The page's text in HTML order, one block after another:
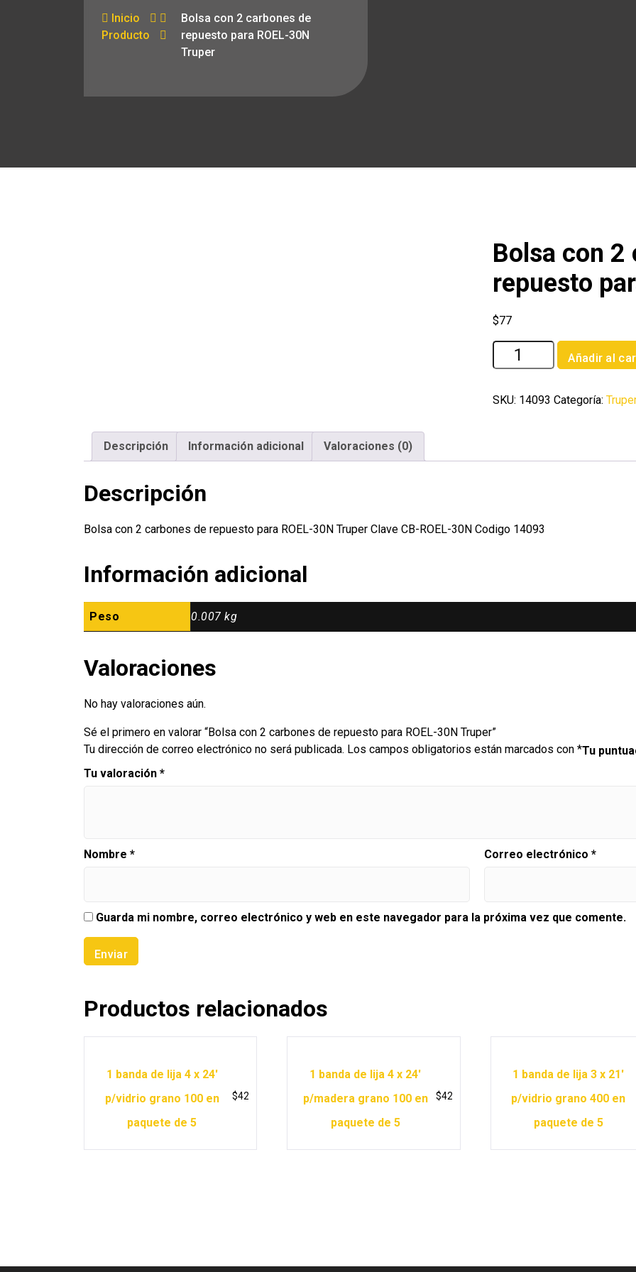
Inicio
Producto
Bolsa con 2 carbones de
repuesto para ROEL-30N
Truper
Bolsa con 2
repuesto
$77
Bolsa
con
carbones
Añadir al
SKU: 14093 Categoría:
Descripción Información adicional Valoraciones (0)
Descripción
Bolsa con 2 carbones de repuesto para ROEL-30N Truper Clave CB-ROEL-30N Codigo 14093
Información adicional
Peso 0.007 kg
Valoraciones
No hay valoraciones aún.
Sé el primero en valorar “Bolsa con 2 carbones de repuesto para ROEL-30N Truper”
Tu dirección de correo electrónico no será publicada. Los campos obligatorios están marcados con *Tu
Tu valoración *
Nombre * Correo electrónico *
Guarda mi nombre, correo electrónico y web en este navegador para la próxima vez que comente.
Productos relacionados
1 banda de lija 4 x 24′
p/vidrio grano 100 en
paquete de 5
$42
1 banda de lija 4 x 24′
p/madera grano 100 en
paquete de 5
$42
1 banda de lija 3 x 21′
p/vidrio grano 400 en
paquete de 5